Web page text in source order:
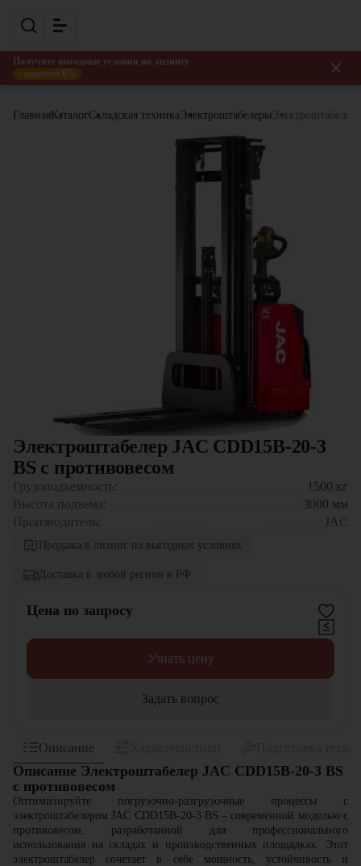
Получите выгодные условия по лизингу
с авансом 0%
Главная КаталогСкладская техникаЭлектроштабелеры
Электроштабелер JAC CDD15B-20-3
BS с противовесом
Грузоподъемность: 1500 кг
Высота подъема:
3000 мм
Производитель:
JAC
Продажа в лизинг на выгодных условиях
Доставка в любой регион в РФ
Цена по запросу
Узнать цену
Задать вопрос
Описание
Описание Электроштабелер JAC CDD15B-20-3 BS
с противовесом
Оптимизируйте погрузочно-разгрузочные процессы с
электроштабелером JAC CDD15B-20-3 BS – современной моделью с
противовесом, разработанной для профессионального
использования на складах и производственных площадках. Этот
электроштабелер сочетает в себе мощность, устойчивость и